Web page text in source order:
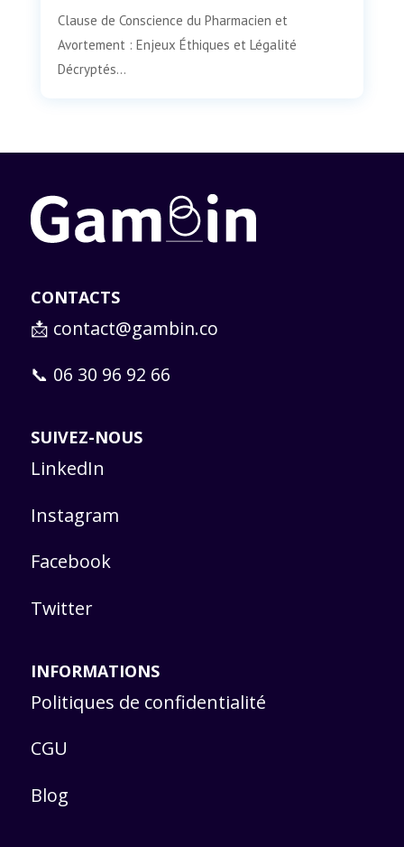
Clause de Conscience du Pharmacien et
Avortement : Enjeux Éthiques et Légalité
Décryptés...
CONTACTS
📩 contact@gambin.co
📞 06 30 96 92 66
SUIVEZ-NOUS
LinkedIn
Instagram
Facebook
Twitter
INFORMATIONS
Politiques de confidentialité
CGU
Blog